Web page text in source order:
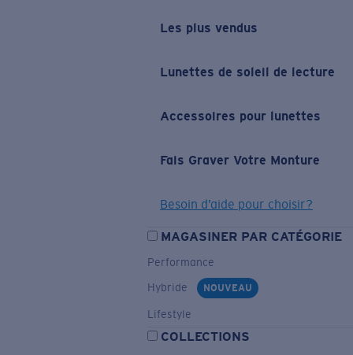
Les plus vendus
Lunettes de soleil de lecture
Accessoires pour lunettes
Fais Graver Votre Monture
Besoin d’aide pour choisir?
MAGASINER PAR CATÉGORIE
Performance
Hybride
NOUVEAU
Lifestyle
COLLECTIONS